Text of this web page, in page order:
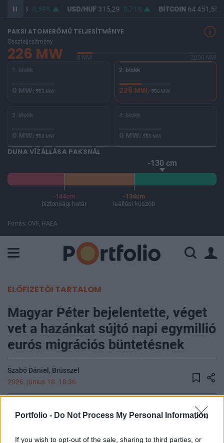
Portfolio - Do Not Process My Personal Information
If you wish to opt-out of the sale, sharing to third parties, or
363,88 0,59% USD/HUF315,29 0,71% BITCOIN64 451,55
PAKSI ATOMERŐMŰ TELJESÍTMÉNYE
Összteljesítmény
226 MW 0 MW
2000 MW
1. blokk
0 MW/ 500 MW
2. blokk
226 MW/ 500 MW
3. blokk
0 MW/ 500 MW
4. blokk
0 MW/ 500 MW
DUNA VÍZÁLLÁSA PAKSNÁL
-130 cm
-144cm
biztonsági határ
-134cm
leállási küszöb
Forrás: OVF, HAEA
ELŐFIZETŐI TARTALOM
Magyar Péter bejelentette, véget
vet a hazánkat sújtó napi egymillió
eurós migrációs büntetésnek
Szabó Dániel, Brüsszel
2026. június 18. 18:36
Magyar Péter miniszterelnök első uniós csúcsán
Brüsszelben bejelentette, hogy Magyarország új,